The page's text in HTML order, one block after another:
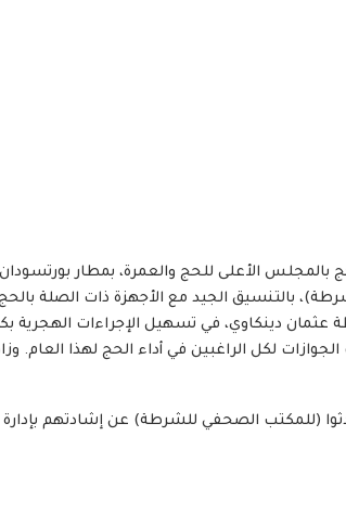
بالمجلس الأعلى للحج والعمرة، بمطار
بالتنسيق الجيد مع الأجهزة ذات الصلة بالحج،
عثمان دينكاوي، في تسهيل الإجراءات الهجرية
الجوازات لكل الراغبين في أداء الحج لهذا العام.
(للمكتب الصحفي للشرطة) عن إشادتهم بإدارة